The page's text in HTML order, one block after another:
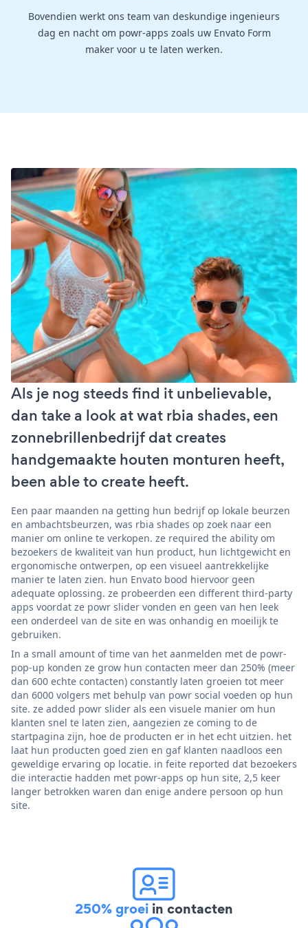
Bovendien werkt ons team van deskundige ingenieurs
dag en nacht om powr-apps zoals uw Envato Form
maker voor u te laten werken.
Als je nog steeds find it unbelievable,
dan take a look at wat rbia shades, een
zonnebrillenbedrijf dat creates
handgemaakte houten monturen heeft,
been able to create heeft.
Een paar maanden na getting hun bedrijf op lokale beurzen
en ambachtsbeurzen, was rbia shades op zoek naar een
manier om online te verkopen. ze required the ability om
bezoekers de kwaliteit van hun product, hun lichtgewicht en
ergonomische ontwerpen, op een visueel aantrekkelijke
manier te laten zien. hun Envato bood hiervoor geen
adequate oplossing. ze probeerden een different third-party
apps voordat ze powr slider vonden en geen van hen leek
een onderdeel van de site en was onhandig en moeilijk te
gebruiken.
In a small amount of time van het aanmelden met de powr-
pop-up konden ze grow hun contacten meer dan 250% (meer
dan 600 echte contacten) constantly laten groeien tot meer
dan 6000 volgers met behulp van powr social voeden op hun
site. ze added powr slider als een visuele manier om hun
klanten snel te laten zien, aangezien ze coming to de
startpagina zijn, hoe de producten er in het echt uitzien. het
laat hun producten goed zien en gaf klanten naadloos een
geweldige ervaring op locatie. in feite reported dat bezoekers
die interactie hadden met powr-apps op hun site, 2,5 keer
langer betrokken waren dan enige andere persoon op hun
site.
250% groei in contacten